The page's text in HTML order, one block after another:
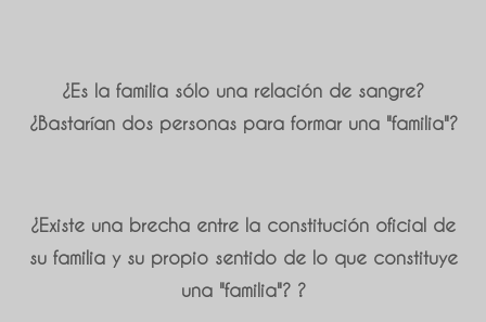
¿Es la familia sólo una relación de sangre?
¿Bastarían dos personas para formar una "familia"?
¿Existe una brecha entre la constitución oficial de
su familia y su propio sentido de lo que constituye
una "familia"? ?